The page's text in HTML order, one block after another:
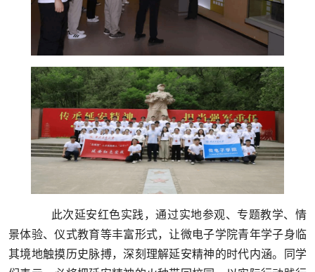
此次延安红色实践，通过实地参观、专题教学、情
景体验、仪式教育等丰富形式，让微电子学院青年学子身临
其境地触摸历史脉搏，深刻理解延安精神的时代内涵。同学